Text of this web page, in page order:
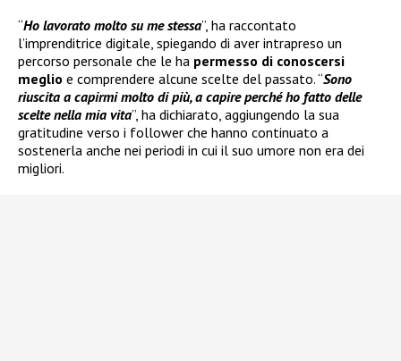
“Ho lavorato molto su me stessa”, ha raccontato
l’imprenditrice digitale, spiegando di aver intrapreso un
percorso personale che le ha permesso di conoscersi
meglio e comprendere alcune scelte del passato. “Sono
riuscita a capirmi molto di più, a capire perché ho fatto delle
scelte nella mia vita”, ha dichiarato, aggiungendo la sua
gratitudine verso i follower che hanno continuato a
sostenerla anche nei periodi in cui il suo umore non era dei
migliori.